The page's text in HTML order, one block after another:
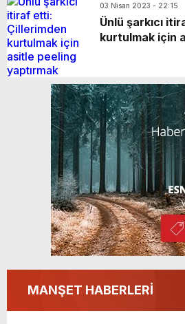
03 Nisan 2023 - 22:15
Ünlü şarkıcı
kurtulmak için
MANŞET HABERLERİ